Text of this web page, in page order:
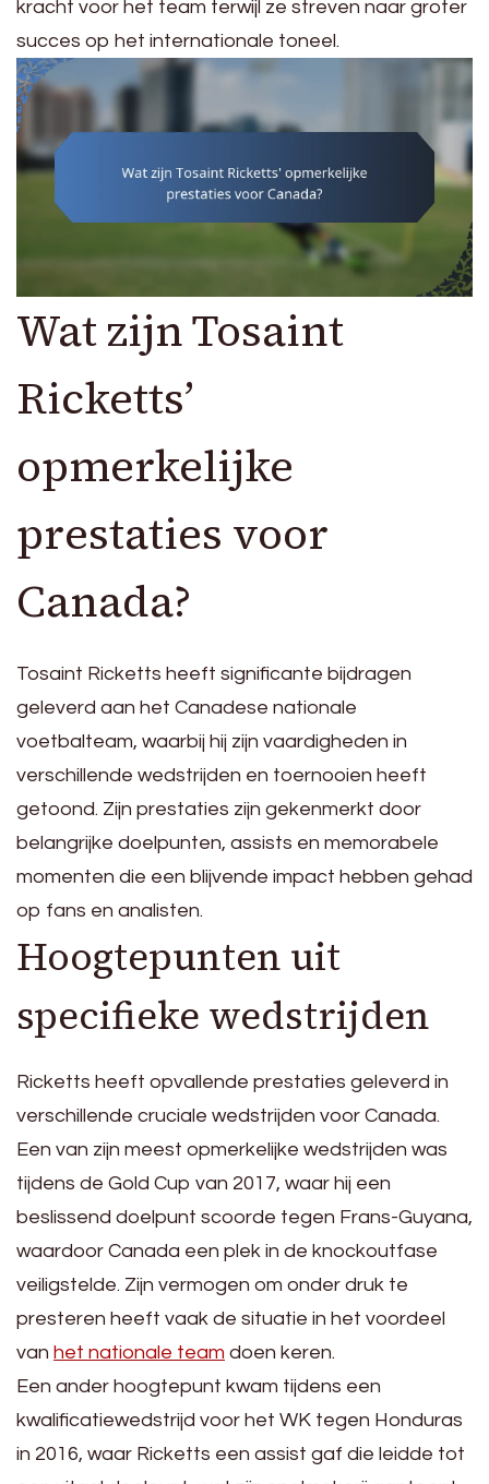
kracht voor het team terwijl ze streven naar groter
succes op het internationale toneel.
Wat zijn Tosaint
Ricketts’
opmerkelijke
prestaties voor
Canada?
Tosaint Ricketts heeft significante bijdragen
geleverd aan het Canadese nationale
voetbalteam, waarbij hij zijn vaardigheden in
verschillende wedstrijden en toernooien heeft
getoond. Zijn prestaties zijn gekenmerkt door
belangrijke doelpunten, assists en memorabele
momenten die een blijvende impact hebben gehad
op fans en analisten.
Hoogtepunten uit
specifieke wedstrijden
Ricketts heeft opvallende prestaties geleverd in
verschillende cruciale wedstrijden voor Canada.
Een van zijn meest opmerkelijke wedstrijden was
tijdens de Gold Cup van 2017, waar hij een
beslissend doelpunt scoorde tegen Frans-Guyana,
waardoor Canada een plek in de knockoutfase
veiligstelde. Zijn vermogen om onder druk te
presteren heeft vaak de situatie in het voordeel
van het nationale team doen keren.
Een ander hoogtepunt kwam tijdens een
kwalificatiewedstrijd voor het WK tegen Honduras
in 2016, waar Ricketts een assist gaf die leidde tot